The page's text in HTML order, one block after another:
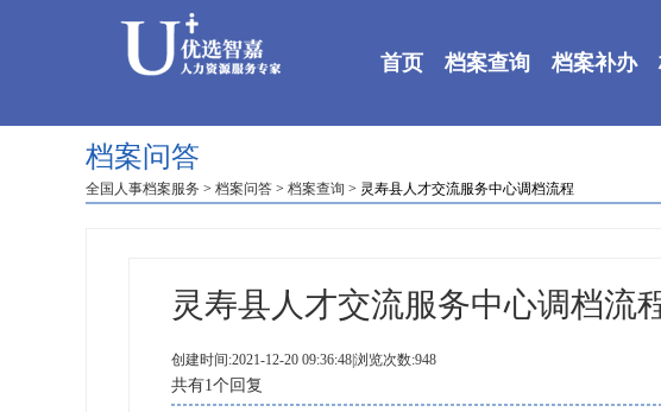
首页 档案查询 档案补办
档案问答
全国人事档案服务 > 档案问答 > 档案查询 > 灵寿县人才交流服务中心调档流程
灵寿县人才交流服务中心调档流
创建时间:2021-12-20 09:36:48|浏览次数:948
共有1个回复